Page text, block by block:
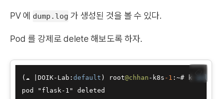
PV 에 dump.log 가 생성된 것을 볼 수 있다.
Pod 를 강제로 delete 해보도록 하자.
(☁ DOIK- Lab: default ) root@chhan - k8s -1 : ~# k delete
📋